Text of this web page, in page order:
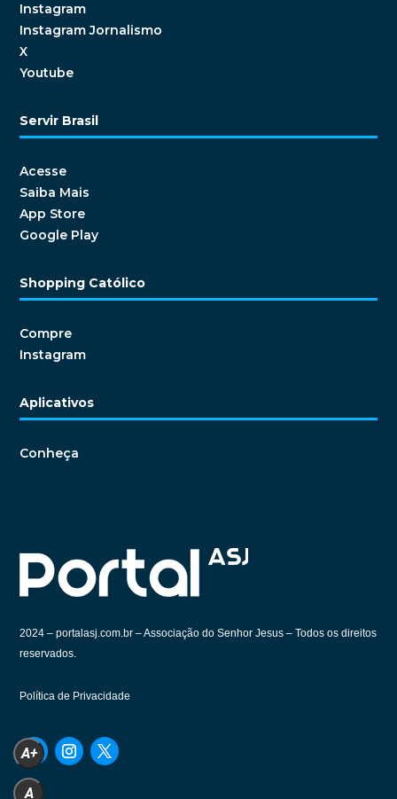
Instagram
Instagram Jornalismo
X
Youtube
Servir Brasil
Acesse
Saiba Mais
App Store
Google Play
Shopping Católico
Compre
Instagram
Aplicativos
Conheça
2024 –portalasj.com.br – Associação do Senhor Jesus – Todos os direitos
reservados.
Política de Privacidade
A+
A